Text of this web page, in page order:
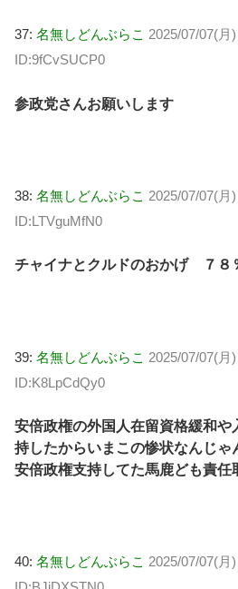
37: 名無しどんぶらこ 2025/07/07(月
ID:9fCvSUCP0
参政党さんお願いします
38: 名無しどんぶらこ 2025/07/07(月
ID:LTVguMfN0
チャイナとクルドのおかげ ７８
39: 名無しどんぶらこ 2025/07/07(月
ID:K8LpCdQy0
安倍政権の外国人在留資格緩和や
持したからいまこの惨状なんじゃ
安倍政権支持してた馬鹿ども責任
40: 名無しどんぶらこ 2025/07/07(月